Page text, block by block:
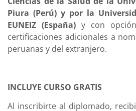
Piura (Perú) y por la
EUNEIZ (España) y con
certificaciones adicionales a
peruanas y del extranjero.
INCLUYE CURSO GRATIS
Al inscribirte al diplomado,